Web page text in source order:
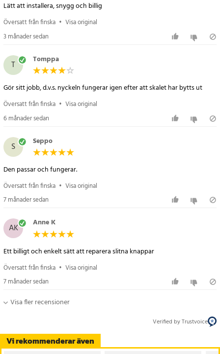
Vi rekommenderar även
Lätt att installera, snygg och billig
Översatt från finska • Visa original
3 månader sedan
T Tomppa
Gör sitt jobb, d.v.s. nyckeln fungerar igen efter att skalet har bytts ut
Översatt från finska • Visa original
6 månader sedan
S Seppo
Den passar och fungerar.
Översatt från finska • Visa original
7 månader sedan
AK Anne K
Ett billigt och enkelt sätt att reparera slitna knappar
Översatt från finska • Visa original
7 månader sedan
Visa fler recensioner
Verified by Trustvoice